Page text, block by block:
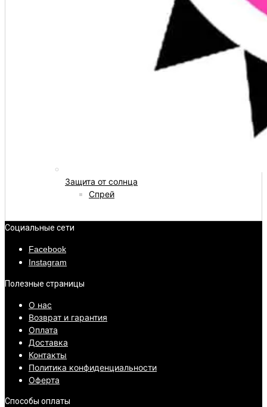
Защита от солнца
Спрей
Социальные сети
Facebook
Instagram
Полезные страницы
О нас
Возврат и гарантия
Оплата
Доставка
Контакты
Политика конфиденциальности
Оферта
Способы оплаты